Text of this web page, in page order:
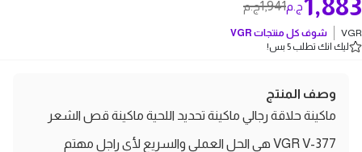
1,941ج.م 1,883ج.م
VGR شوف كل منتجات VGR
ليك انك تطلب 5 بس!
وصف المنتج
ماكينة حلاقة رجالي ماكينة تحديد اللحية ماكينة قص الشعر
VGR V-377 هي الحل العملي والسريع لأي راجل مهتم